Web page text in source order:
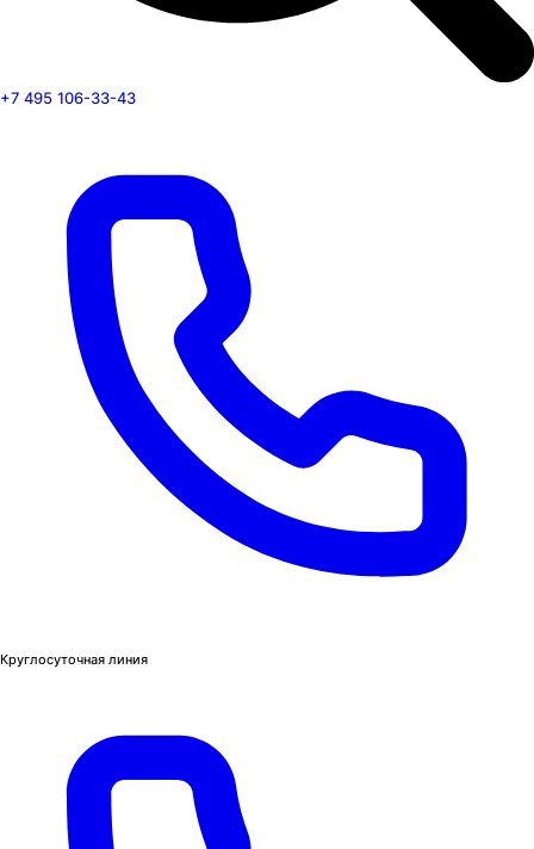
+7 495 106-33-43
Круглосуточная линия